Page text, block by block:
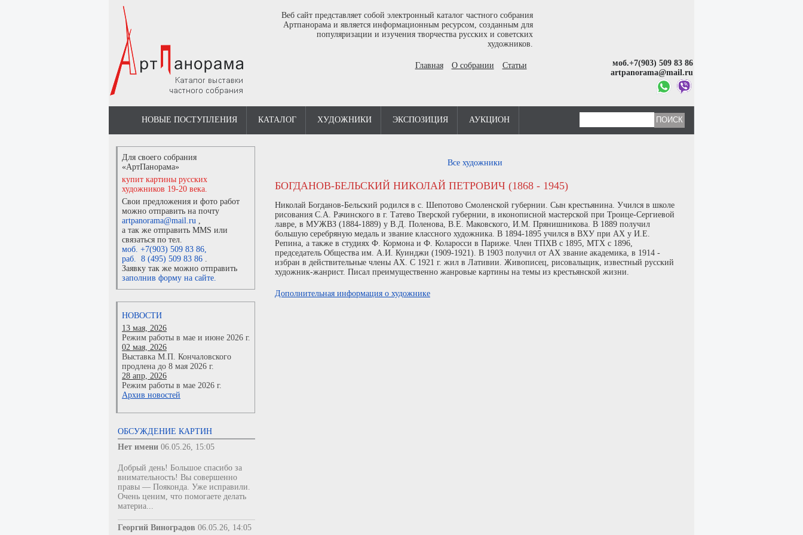
Веб сайт представляет собой электронный каталог частного собрания
Артпанорама и является информационным ресурсом, созданным для
популяризации и изучения творчества русских и советских
художников.
Главная О собрании Статьи
моб.+7(903) 509 83 86
artpanorama@mail.ru
НОВЫЕ ПОСТУПЛЕНИЯ КАТАЛОГ ХУДОЖНИКИ ЭКСПОЗИЦИЯ АУКЦИОН
Для своего собрания
«АртПанорама»
купит картины русских
художников 19-20 века.
Свои предложения и фото работ
можно отправить на почту
artpanorama@mail.ru ,
а так же отправить MMS или
связаться по тел.
моб. +7(903) 509 83 86,
раб. 8 (495) 509 83 86 .
Заявку так же можно отправить
заполнив форму на сайте.
НОВОСТИ
13 мая, 2026
Режим работы в мае и июне 2026 г.
02 мая, 2026
Выставка М.П. Кончаловского
продлена до 8 мая 2026 г.
28 апр, 2026
Режим работы в мае 2026 г.
Архив новостей
ОБСУЖДЕНИЕ КАРТИН
Нет имени 06.05.26, 15:05
Добрый день! Большое спасибо за
внимательность! Вы совершенно
правы — Пояконда. Уже исправили.
Очень ценим, что помогаете делать
материа...
Георгий Виноградов 06.05.26, 14:05
Все художники
БОГДАНОВ-БЕЛЬСКИЙ НИКОЛАЙ ПЕТРОВИЧ (1868 - 1945)
Николай Богданов-Бельский родился в с. Шепотово Смоленской губернии. Сын крестьянина. Учился в школе
рисования С.А. Рачинского в г. Татево Тверской губернии, в иконописной мастерской при Троице-Сергиевой
лавре, в МУЖВЗ (1884-1889) у В.Д. Поленова, В.Е. Маковского, И.М. Прянишникова. В 1889 получил
большую серебряную медаль и звание классного художника. В 1894-1895 учился в ВХУ при АХ у И.Е.
Репина, а также в студиях Ф. Кормона и Ф. Коларосси в Париже. Член ТПХВ с 1895, МТХ с 1896,
председатель Общества им. А.И. Куинджи (1909-1921). В 1903 получил от АХ звание академика, в 1914 -
избран в действительные члены АХ. С 1921 г. жил в Лативии. Живописец, рисовальщик, известный русский
художник-жанрист. Писал преимущественно жанровые картины на темы из крестьянской жизни.
Дополнительная информация о художнике